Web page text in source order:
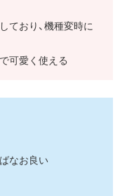
ており、機種変時に
可愛く使える
なお良い